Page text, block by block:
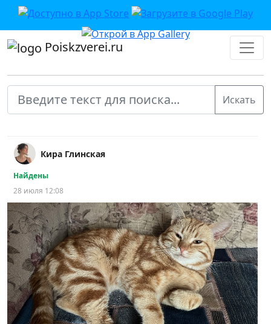
Poiskzverei.ru
Кира Глинская
Найдены
28 июля 12:08